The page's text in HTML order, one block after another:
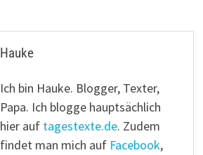
Hauke
Ich bin Hauke. Blogger, Texter,
Papa. Ich blogge hauptsächlich
hier auf tagestexte.de. Zudem
findet man mich auf Facebook,